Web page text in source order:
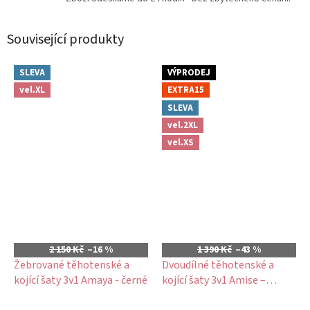
Související produkty
SLEVA
vel.XL
2 150 Kč –16 %
Žebrované těhotenské a
kojící šaty 3v1 Amaya - černé
VÝPRODEJ
EXTRA15
SLEVA
vel.2XL
vel.XS
1 390 Kč –43 %
Dvoudílné těhotenské a
kojící šaty 3v1 Amise –